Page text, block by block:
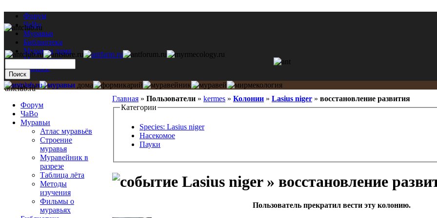
Форум
ЧаВо
Муравьи
Библиотека
Муравьи дома
Мастерская
Каталог
Главная » Пользователи » kermes » Колонии » Lasius niger » восстановление развития
Категории
Species: Lasius niger
Насекомое
Пауки
Lasius niger » восстановление
Пользователь прекратил вести эту колонию.
antclub.ru
Форум
ЧаВо
Муравьи
Атлас муравьёв
Строение
муравья
Муравейник в
разрезе
Таблица лёта
Методы
изучения
Фильмы о
муравьях